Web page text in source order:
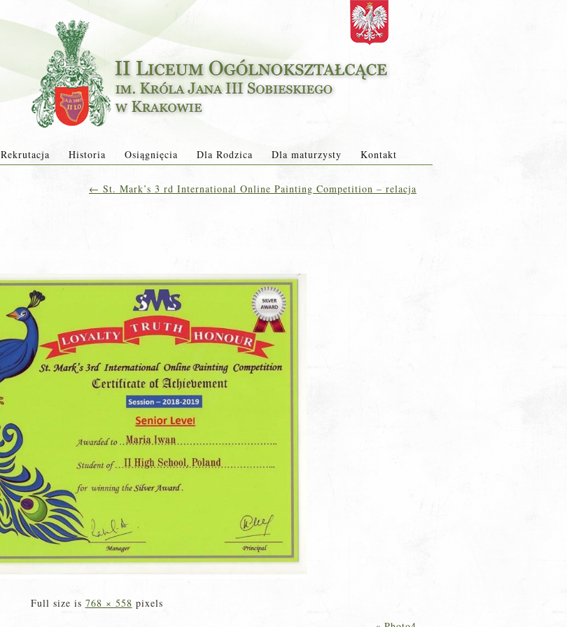
Rekrutacja Historia Osiągnięcia Dla Rodzica Dla maturzysty Kontakt
← St. Mark’s 3 rd International Online Painting Competition – relacja
Full size is 768 × 558 pixels